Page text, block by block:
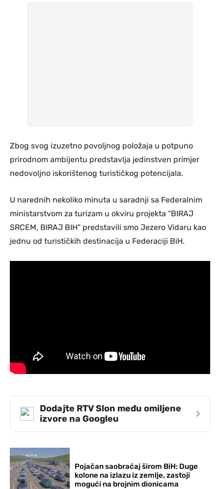
Zbog svog izuzetno povoljnog položaja u potpuno
prirodnom ambijentu predstavlja jedinstven primjer
nedovoljno iskorištenog turističkog potencijala.
U narednih nekoliko minuta u saradnji sa Federalnim
ministarstvom za turizam u okviru projekta “BIRAJ
SRCEM, BIRAJ BIH” predstavili smo Jezero Vidaru kao
jednu od turističkih destinacija u Federaciji BiH.
Dodajte RTV Slon među omiljene
izvore na Googleu
›
Pojačan saobraćaj širom BiH: Duge
kolone na izlazu iz zemlje, zastoji
mogući na brojnim dionicama